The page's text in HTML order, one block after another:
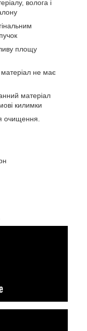
волога і
площу
матеріал не має
матеріал
килимки
очищення.